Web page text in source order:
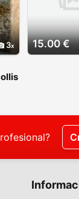
3 15.00 €